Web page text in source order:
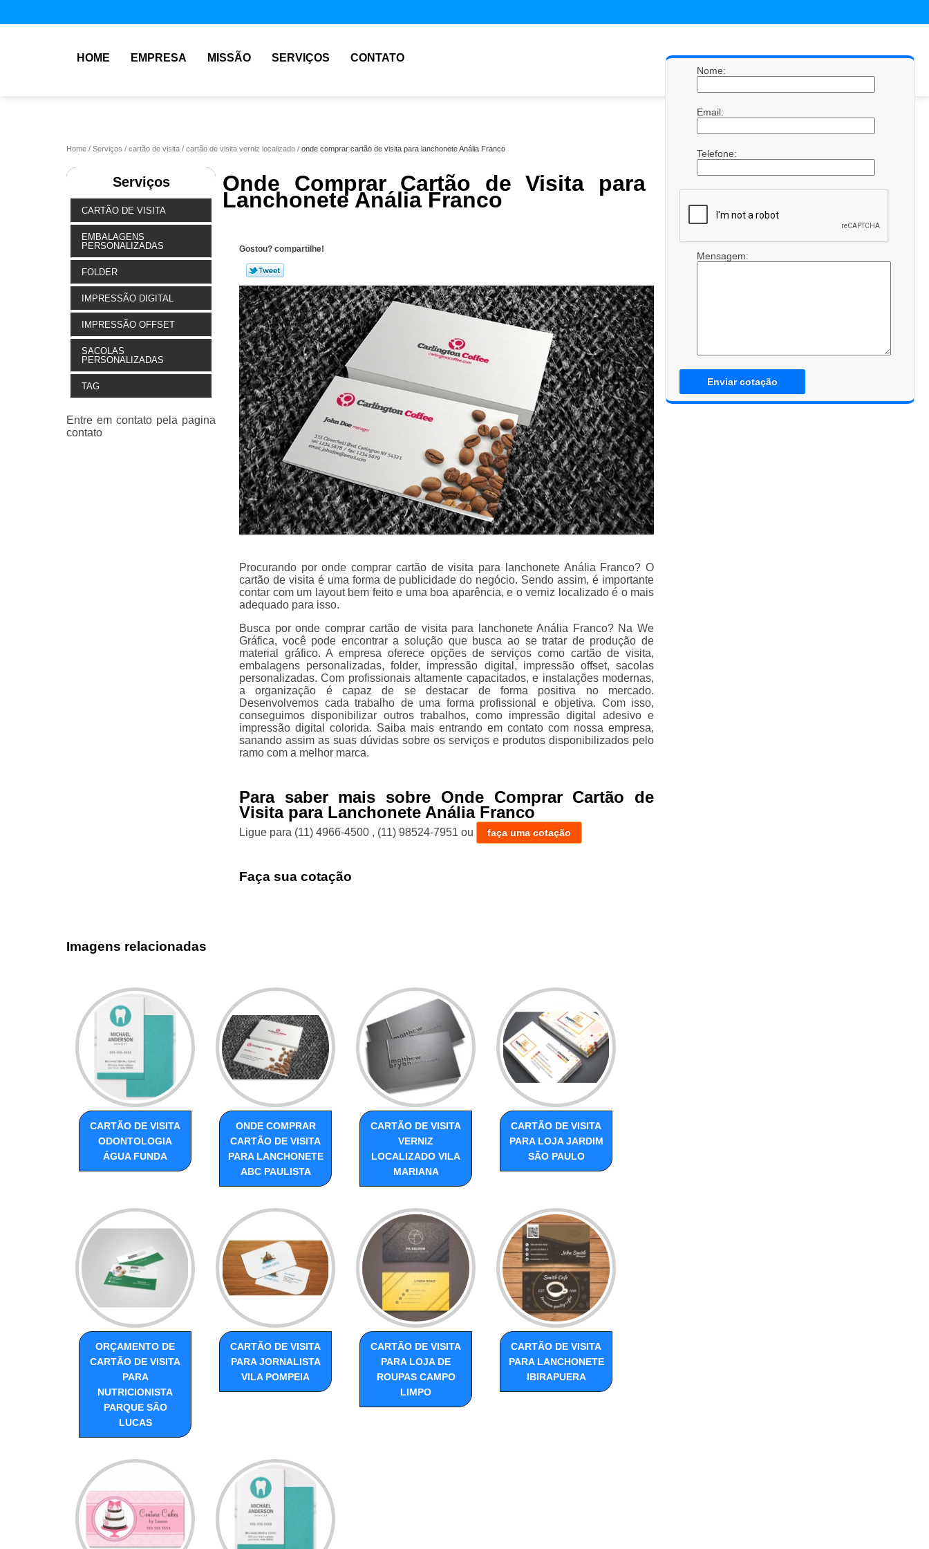
HOME EMPRESA MISSÃO SERVIÇOS CONTATO
Home Serviços cartão de visita cartão de visita verniz localizado onde comprar cartão de visita para lanchonete Anália Franco
Serviços
CARTÃO DE VISITA
EMBALAGENS
PERSONALIZADAS
FOLDER
IMPRESSÃO DIGITAL
IMPRESSÃO OFFSET
SACOLAS
PERSONALIZADAS
TAG
Onde Comprar Cartão de Visita para
Lanchonete Anália Franco
Gostou? compartilhe!
Procurando por onde comprar cartão de visita para lanchonete Anália Franco? O
cartão de visita é uma forma de publicidade do negócio. Sendo assim, é importante
contar com um layout bem feito e uma boa aparência, e o verniz localizado é o mais
adequado para isso.
Busca por onde comprar cartão de visita para lanchonete Anália Franco? Na We
Gráfica, você pode encontrar a solução que busca ao se tratar de produção de
material gráfico. A empresa oferece opções de serviços como cartão de visita,
embalagens personalizadas, folder, impressão digital, impressão offset, sacolas
personalizadas. Com profissionais altamente capacitados, e instalações modernas,
a organização é capaz de se destacar de forma positiva no mercado.
Desenvolvemos cada trabalho de uma forma profissional e objetiva. Com isso,
conseguimos disponibilizar outros trabalhos, como impressão digital adesivo e
impressão digital colorida. Saiba mais entrando em contato com nossa empresa,
sanando assim as suas dúvidas sobre os serviços e produtos disponibilizados pelo
ramo com a melhor marca.
Para saber mais sobre Onde Comprar Cartão de
Visita para Lanchonete Anália Franco
Ligue para (11) 4966-4500 , (11) 98524-7951 ou faça uma cotação
Faça sua cotação
Nome:
Email:
Telefone:
Mensagem:
Enviar cotação
Imagens relacionadas
CARTÃO DE VISITA
ODONTOLOGIA
ÁGUA FUNDA
ONDE COMPRAR
CARTÃO DE VISITA
PARA LANCHONETE
ABC PAULISTA
CARTÃO DE VISITA
VERNIZ
LOCALIZADO VILA
MARIANA
CARTÃO DE VISITA
PARA LOJA JARDIM
SÃO PAULO
ORÇAMENTO DE
CARTÃO DE VISITA
PARA
NUTRICIONISTA
PARQUE SÃO
LUCAS
CARTÃO DE VISITA
PARA JORNALISTA
VILA POMPEIA
CARTÃO DE VISITA
PARA LOJA DE
ROUPAS CAMPO
LIMPO
CARTÃO DE VISITA
PARA LANCHONETE
IBIRAPUERA